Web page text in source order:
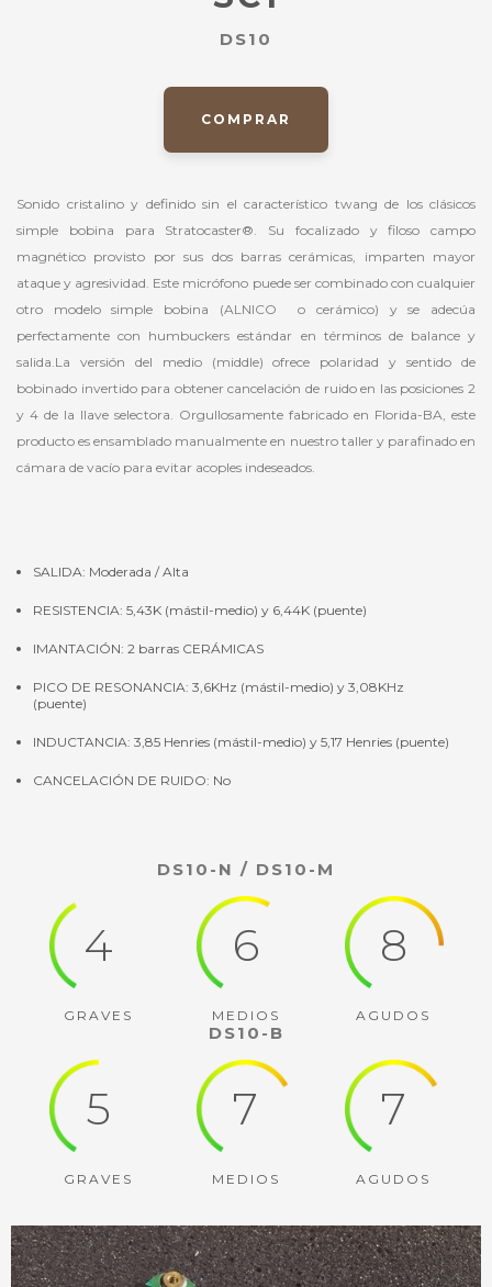
DS10
COMPRAR
Sonido cristalino y definido sin el característico twang de los clásicos
simple bobina para Stratocaster®. Su focalizado y filoso campo
magnético provisto por sus dos barras cerámicas, imparten mayor
ataque y agresividad. Este micrófono puede ser combinado con cualquier
otro modelo simple bobina (ALNICO o cerámico) y se adecúa
perfectamente con humbuckers estándar en términos de balance y
salida.La versión del medio (middle) ofrece polaridad y sentido de
bobinado invertido para obtener cancelación de ruido en las posiciones 2
y 4 de la llave selectora. Orgullosamente fabricado en Florida-BA, este
producto es ensamblado manualmente en nuestro taller y parafinado en
cámara de vacío para evitar acoples indeseados.
SALIDA: Moderada / Alta
RESISTENCIA: 5,43K (mástil-medio) y 6,44K (puente)
IMANTACIÓN: 2 barras CERÁMICAS
PICO DE RESONANCIA: 3,6KHz (mástil-medio) y 3,08KHz
(puente)
INDUCTANCIA: 3,85 Henries (mástil-medio) y 5,17 Henries (puente)
CANCELACIÓN DE RUIDO: No
DS10-N / DS10-M
4
GRAVES
6
MEDIOS
8
AGUDOS
DS10-B
5
GRAVES
7
MEDIOS
7
AGUDOS